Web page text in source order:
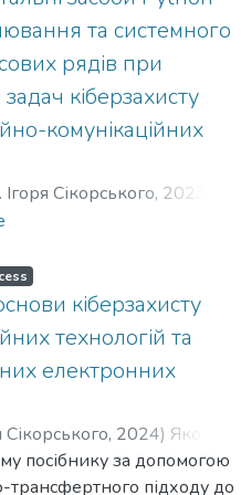
технічних спеціальностей
та системного
рядів при
кіберзахисту
комунікаційних
Ігоря Сікорського, 2023
Михайлович
кіберзахисту
технологій та
електронних
Сікорського, 2024) Яковів,
посібнику за допомогою
трансфертного підходу до